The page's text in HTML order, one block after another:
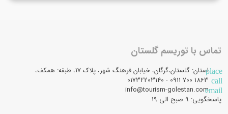
تماس با توریسم گلستان
placeاستان: گلستان،گرگان، خیابان فرهنگ شهر، پلاک 17، طبقه: همکف،
call
email
info@tourism-golestan.com
پاسخگویی: ۹ صبح الی 19